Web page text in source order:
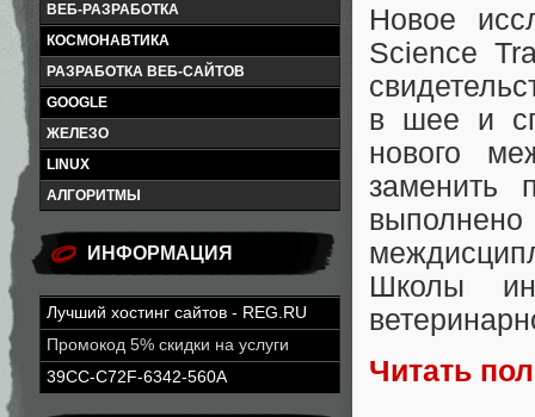
ВЕБ-РАЗРАБОТКА
КОСМОНАВТИКА
РАЗРАБОТКА ВЕБ-САЙТОВ
GOOGLE
ЖЕЛЕЗО
LINUX
АЛГОРИТМЫ
ИНФОРМАЦИЯ
Лучший хостинг сайтов - REG.RU
Промокод 5% скидки на услуги
39CC-C72F-6342-560A
Новое
Science
в шее и
нового
заменить
Школы
Читать